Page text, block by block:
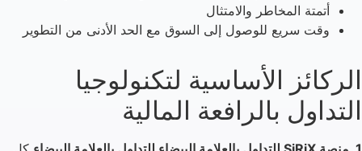
أتمتة المخاطر والامتثال
وقت سريع للوصول إلى السوق مع الحد الأدنى من التطوير
الركائز الأساسية لتكنولوجيا
التداول بالرافعة المالية